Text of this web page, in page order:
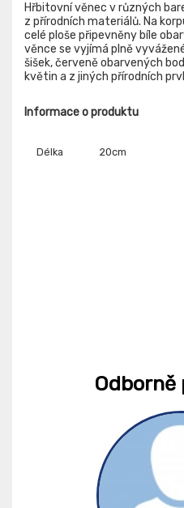
Hřbitovní věnec v různých
z přírodních materiálů. Na
celé ploše připevněny bíle
věnce se vyjímá plně
šišek, červeně obarvených
květin a z jiných přírodních
Informace o produktu
Délka 20cm
Odborně